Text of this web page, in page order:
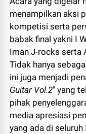
menampilkan aksi
kompetisi serta
babak final yakni I
Iman J-rocks serta
Tidak hanya
ini juga menjadi
Guitar Vol.2" yang
pihak
media apresiasi
yang ada di seluruh